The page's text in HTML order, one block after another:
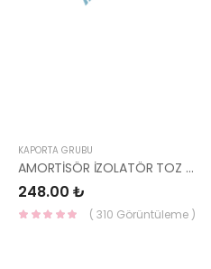
KAPORTA GRUBU
AMORTİSÖR İZOLATÖR TOZ KAPAĞI İ30/SPORTAGE/TUCSON 2015- 55339-C5000-HMC
248.00 ₺
( 310 Görüntüleme )